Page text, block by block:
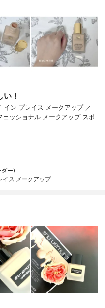
！
イン プレイス メークアップ ／
ッショナル メークアップ スポ
ー)
イス メークアップ